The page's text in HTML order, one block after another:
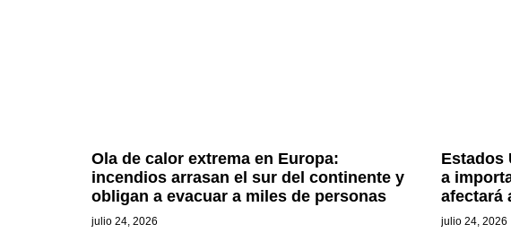
Ola de calor extrema en Europa:
incendios arrasan el sur del continente y
obligan a evacuar a miles de personas
julio 24, 2026
Estados
a
afectará
julio 24, 2026